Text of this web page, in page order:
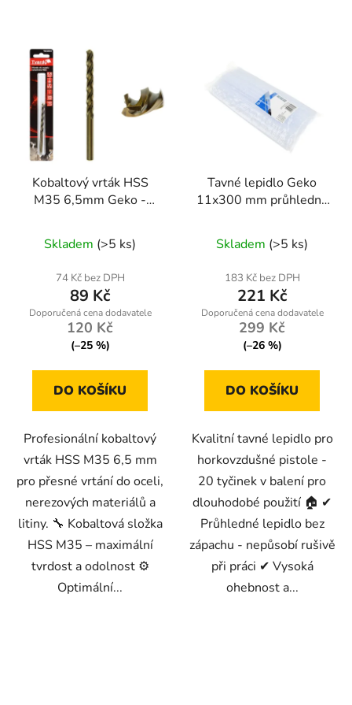
Kobaltový vrták HSS
M35 6,5mm Geko -
ocel a nerez
Skladem (>5 ks)
74 Kč bez DPH
89 Kč
120 Kč
(–25 %)
DO KOŠÍKU
Profesionální kobaltový
vrták HSS M35 6,5 mm
pro přesné vrtání do oceli,
nerezových materiálů a
litiny. 🔧 Kobaltová složka
HSS M35 – maximální
tvrdost a odolnost ⚙️
Optimální...
Tavné lepidlo Geko
11x300 mm průhledné
Skladem (>5 ks)
183 Kč bez DPH
221 Kč
299 Kč
(–26 %)
DO KOŠÍKU
Kvalitní tavné lepidlo pro
horkovzdušné pistole -
20 tyčinek v balení pro
dlouhodobé použití 🏠 ✔
Průhledné lepidlo bez
zápachu - nepůsobí rušivě
při práci ✔ Vysoká
ohebnost a...